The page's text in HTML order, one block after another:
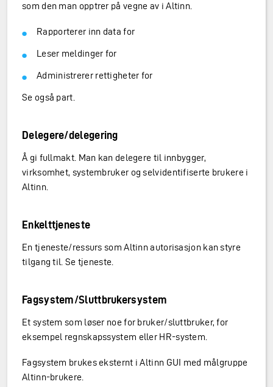
som den man opptrer på vegne av i Altinn.
Rapporterer inn data for
Leser meldinger for
Administrerer rettigheter for
Se også part.
Delegere/delegering
Å gi fullmakt. Man kan delegere til innbygger,
virksomhet, systembruker og selvidentifiserte brukere i
Altinn.
Enkelttjeneste
En tjeneste/ressurs som Altinn autorisasjon kan styre
tilgang til. Se tjeneste.
Fagsystem/Sluttbrukersystem
Et system som løser noe for bruker/sluttbruker, for
eksempel regnskapssystem eller HR-system.
Fagsystem brukes eksternt i Altinn GUI med målgruppe
Altinn-brukere.